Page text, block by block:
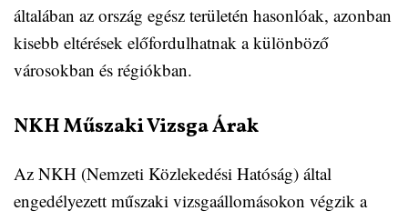
általában az ország egész területén hasonlóak, azonban
kisebb eltérések előfordulhatnak a különböző
városokban és régiókban.
NKH Műszaki Vizsga Árak
Az NKH (Nemzeti Közlekedési Hatóság) által
engedélyezett műszaki vizsgaállomásokon végzik a